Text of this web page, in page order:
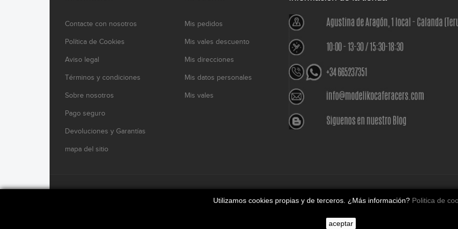
Contacte con nosotros
Política de Cookies
Aviso legal
Términos y condiciones
Sobre nosotros
Pago seguro
Devoluciones y Garantías
mapa del sitio
Mis pedidos
Mis vales descuento
Mis direcciones
Mis datos personales
Mis vales
Utilizamos cookies propias y de terceros. ¿Más información? Politica de
aceptar